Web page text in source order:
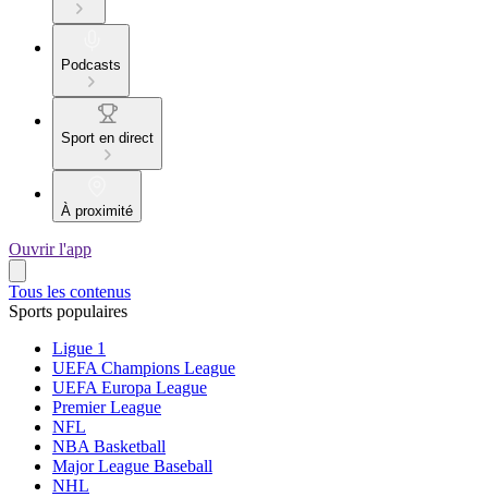
Podcasts
Sport en direct
À proximité
Ouvrir l'app
Tous les contenus
Sports populaires
Ligue 1
UEFA Champions League
UEFA Europa League
Premier League
NFL
NBA Basketball
Major League Baseball
NHL